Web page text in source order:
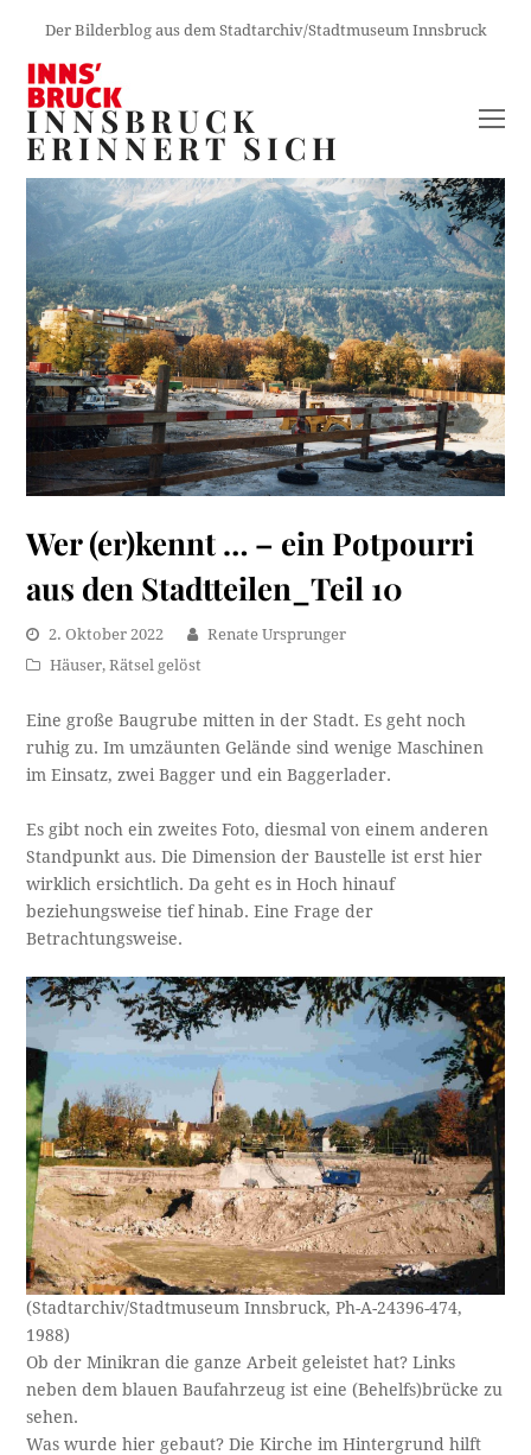
Der Bilderblog aus dem Stadtarchiv/Stadtmuseum Innsbruck
INNSBRUCK
ERINNERT SICH
Wer (er)kennt … – ein Potpourri
aus den Stadtteilen_Teil 10
2. Oktober 2022
Renate Ursprunger
Häuser,Rätsel gelöst
Eine große Baugrube mitten in der Stadt. Es geht noch
ruhig zu. Im umzäunten Gelände sind wenige Maschinen
im Einsatz, zwei Bagger und ein Baggerlader.
Es gibt noch ein zweites Foto, diesmal von einem anderen
Standpunkt aus. Die Dimension der Baustelle ist erst hier
wirklich ersichtlich. Da geht es in Hoch hinauf
beziehungsweise tief hinab. Eine Frage der
Betrachtungsweise.
(Stadtarchiv/Stadtmuseum Innsbruck, Ph-A-24396-474,
1988)
Ob der Minikran die ganze Arbeit geleistet hat? Links
neben dem blauen Baufahrzeug ist eine (Behelfs)brücke zu
sehen.
Was wurde hier gebaut? Die Kirche im Hintergrund hilft